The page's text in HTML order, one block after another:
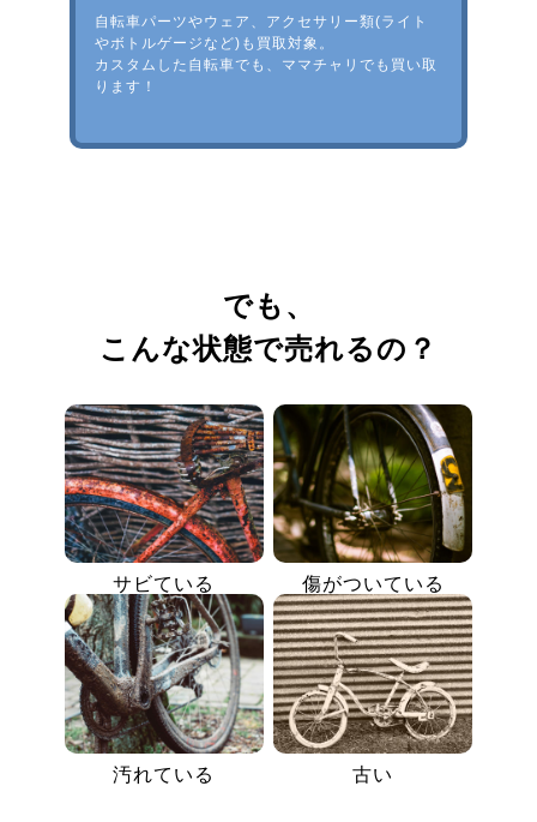
自転車パーツやウェア、アクセサリー類(ライト
やボトルゲージなど)も買取対象。
カスタムした自転車でも、ママチャリでも買い取
ります！
でも、
こんな状態で売れるの？
サビている 傷がついている
汚れている 古い